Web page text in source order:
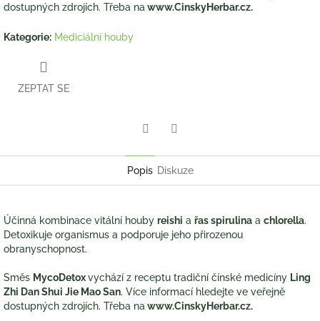
dostupných zdrojích. Třeba na www.CinskyHerbar.cz.
Kategorie: Mediciální houby
ZEPTAT SE
Popis Diskuze
Účinná kombinace vitální houby reishi a řas spirulina a chlorella.
Detoxikuje organismus a podporuje jeho přirozenou
obranyschopnost.
Směs MycoDetoxvychází z receptu tradiční čínské medicíny Ling
Zhi Dan Shui Jie Mao San. Více informací hledejte ve veřejně
dostupných zdrojích. Třeba na www.CinskyHerbar.cz.